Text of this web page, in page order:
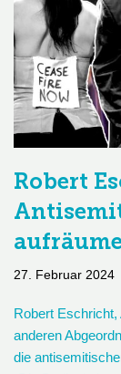
Robert
27. Februar 2024
Robert
anderen
die